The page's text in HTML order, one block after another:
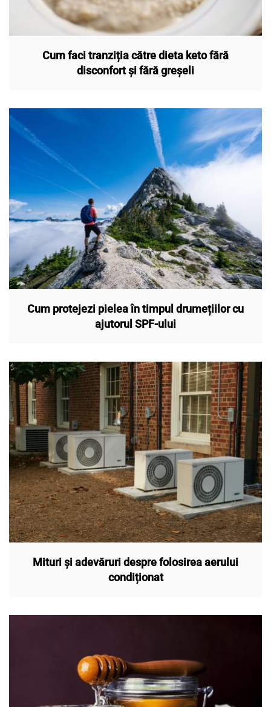
Cum faci tranziția către dieta keto fără
disconfort și fără greșeli
Cum protejezi pielea în timpul drumețiilor cu
ajutorul SPF-ului
Mituri și adevăruri despre folosirea aerului
condiționat